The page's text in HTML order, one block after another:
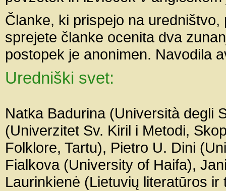
Članke, ki prispejo na
sprejete članke ocenita dva
postopek je anonimen. Navodila
Uredniški svet:
Natka Badurina (Università degli
(Univerzitet Sv. Kiril i Metodi,
Folklore, Tartu), Pietro U. Dini
Fialkova (University of Haifa),
Laurinkienė (Lietuvių literatūros